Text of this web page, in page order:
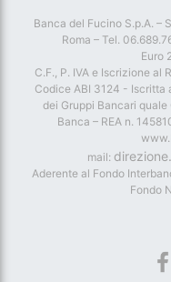
Banca del Fucino S.p.A. –
Roma – Tel.
Euro
C.F., P. IVA e Iscrizione al
Codice ABI 3124 - Iscritta
dei Gruppi Bancari
Banca – REA n.
mail:
Aderente al Fondo
Fondo